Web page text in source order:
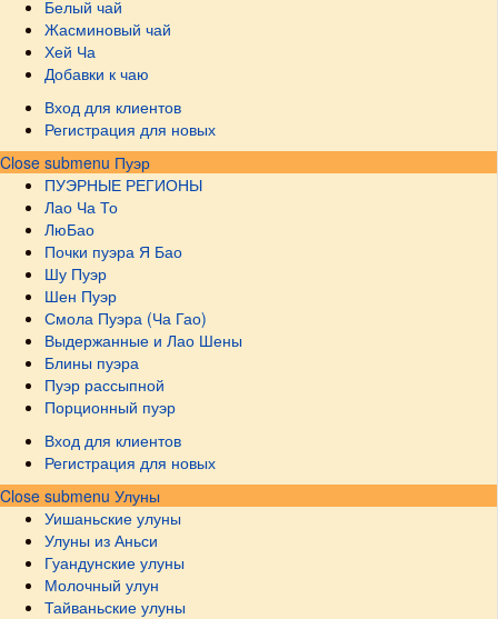
Белый чай
Жасминовый чай
Хей Ча
Добавки к чаю
Вход для клиентов
Регистрация для новых
Close submenu Пуэр
ПУЭРНЫЕ РЕГИОНЫ
Лао Ча То
ЛюБао
Почки пуэра Я Бао
Шу Пуэр
Шен Пуэр
Смола Пуэра (Ча Гао)
Выдержанные и Лао Шены
Блины пуэра
Пуэр рассыпной
Порционный пуэр
Вход для клиентов
Регистрация для новых
Close submenu Улуны
Уишаньские улуны
Улуны из Аньси
Гуандунские улуны
Молочный улун
Тайваньские улуны